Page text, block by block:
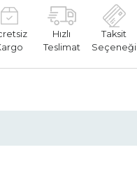
Hızlı
Teslimat
Taksit
Seçeneği